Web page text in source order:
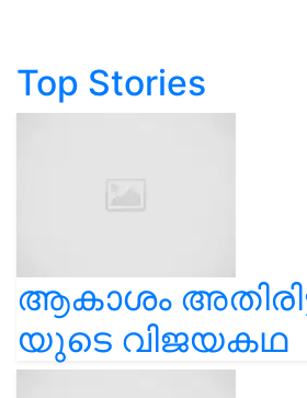
Top Stories
ആകാശം
യുടെ വിജയകഥ